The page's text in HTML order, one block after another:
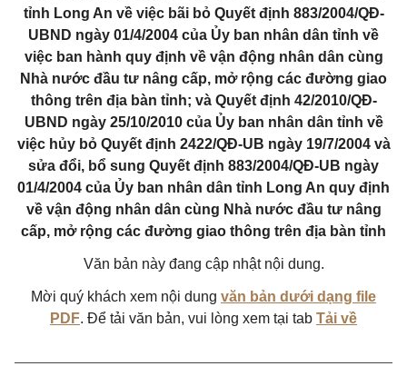
tỉnh Long An về việc bãi bỏ Quyết định 883/2004/QĐ-
UBND ngày 01/4/2004 của Ủy ban nhân dân tỉnh về
việc ban hành quy định về vận động nhân dân cùng
Nhà nước đầu tư nâng cấp, mở rộng các đường giao
thông trên địa bàn tỉnh; và Quyết định 42/2010/QĐ-
UBND ngày 25/10/2010 của Ủy ban nhân dân tỉnh về
việc hủy bỏ Quyết định 2422/QĐ-UB ngày 19/7/2004 và
sửa đổi, bổ sung Quyết định 883/2004/QĐ-UB ngày
01/4/2004 của Ủy ban nhân dân tỉnh Long An quy định
về vận động nhân dân cùng Nhà nước đầu tư nâng
cấp, mở rộng các đường giao thông trên địa bàn tỉnh
Văn bản này đang cập nhật nội dung.
Mời quý khách xem nội dung văn bản dưới dạng file
PDF. Để tải văn bản, vui lòng xem tại tab Tải về